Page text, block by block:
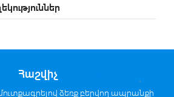
Հաշվիչ
ձեռք բերվող ապրանքի